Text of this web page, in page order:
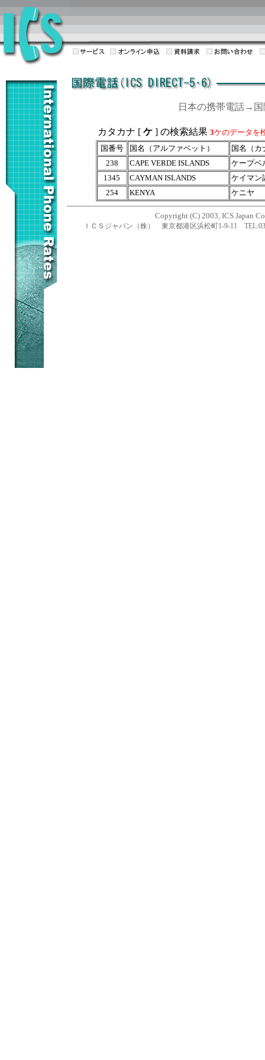
日本の携帯電話→
カタカナ [ ケ] の検索結果 3ケのデータを
国番号
国名（アルファベット）
国名（カ
238
CAPE VERDE ISLANDS
ケープベ
1345
CAYMAN ISLANDS
ケイマン
254
KENYA ケニヤ
Copyright (C) 2003, ICS Japan
ＩＣＳジャパン（株） 東京都港区浜松町1-9-11